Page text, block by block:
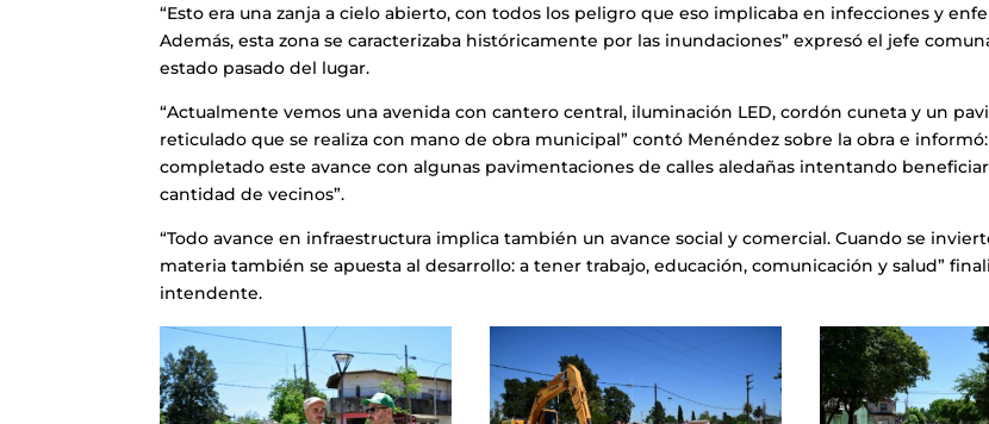
“Esto era una zanja a cielo abierto, con todos los peligro que eso implicaba en infecciones y
Además, esta zona se caracterizaba históricamente por las inundaciones” expresó el jefe
estado pasado del lugar.
“Actualmente vemos una avenida con cantero central, iluminación LED, cordón cuneta y un
reticulado que se realiza con mano de obra municipal” contó Menéndez sobre la obra e informó:
completado este avance con algunas pavimentaciones de calles aledañas intentando
cantidad de vecinos”.
“Todo avance en infraestructura implica también un avance social y comercial. Cuando se
materia también se apuesta al desarrollo: a tener trabajo, educación, comunicación y salud”
intendente.